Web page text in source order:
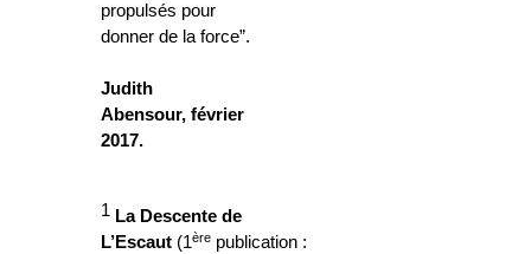
propulsés pour
donner de la force”.
Judith
Abensour, février
2017.
1 La Descente de
L’Escaut (1ère publication :